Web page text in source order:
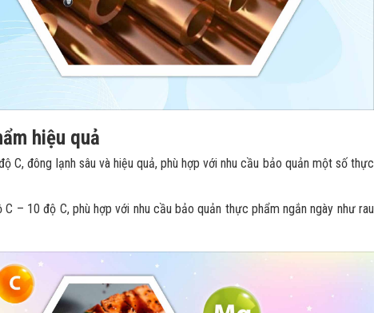
hiệu quả
C, đông lạnh sâu và hiệu quả, phù hợp với nhu cầu bảo quản một số thực
– 10 độ C, phù hợp với nhu cầu bảo quản thực phẩm ngắn ngày như rau